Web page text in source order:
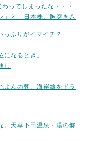
ってしまったな・・・
」と。日本株、胸突き八
っぷりがイマイチ？
になるとき。
し
んの朝。海岸線をドラ
。天草下田温泉・湯の郷